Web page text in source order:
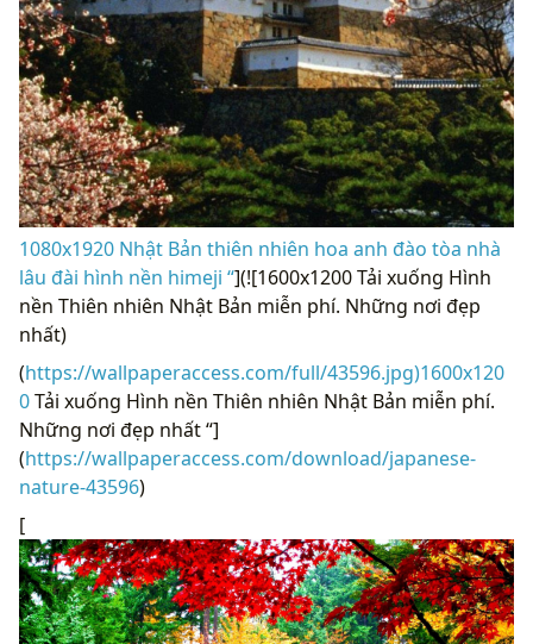
1080x1920 Nhật Bản thiên nhiên hoa anh đào tòa nhà
lâu đài hình nền himeji “](![1600x1200 Tải xuống Hình
nền Thiên nhiên Nhật Bản miễn phí. Những nơi đẹp
nhất)
(https://wallpaperaccess.com/full/43596.jpg)1600x120
0Tải xuống Hình nền Thiên nhiên Nhật Bản miễn phí.
Những nơi đẹp nhất “]
(https://wallpaperaccess.com/download/japanese-
nature-43596)
[